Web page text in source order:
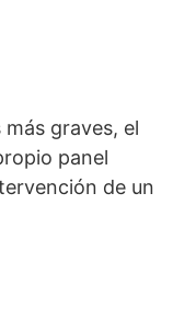
más graves, el
panel
de un